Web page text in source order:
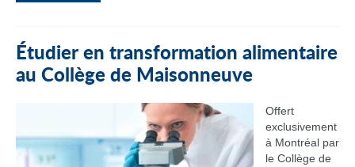
Étudier en transformation alimentaire
au Collège de Maisonneuve
Offert
exclusivement
à Montréal par
le Collège de